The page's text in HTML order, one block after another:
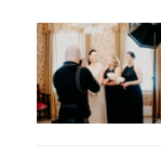
Image